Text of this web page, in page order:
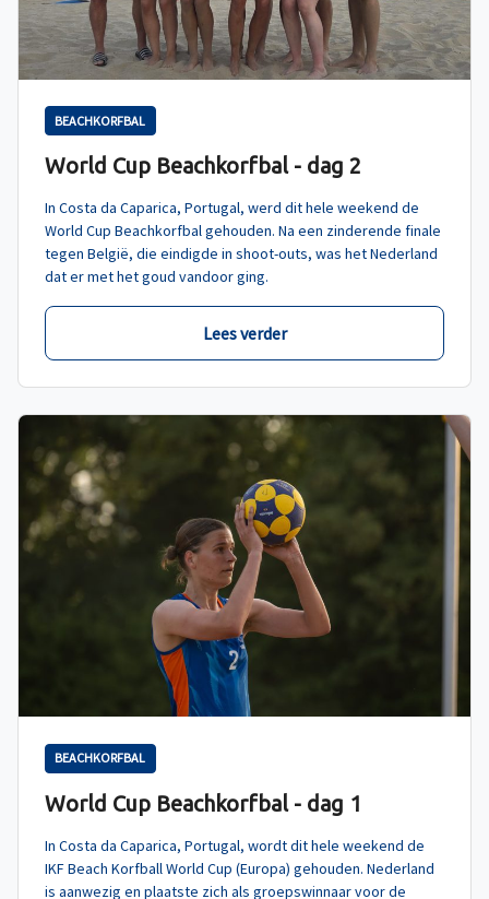
BEACHKORFBAL
World Cup Beachkorfbal - dag 2
In Costa da Caparica, Portugal, werd dit hele weekend de
World Cup Beachkorfbal gehouden. Na een zinderende finale
tegen België, die eindigde in shoot-outs, was het Nederland
dat er met het goud vandoor ging.
Lees verder
BEACHKORFBAL
World Cup Beachkorfbal - dag 1
In Costa da Caparica, Portugal, wordt dit hele weekend de
IKF Beach Korfball World Cup (Europa) gehouden. Nederland
is aanwezig en plaatste zich als groepswinnaar voor de